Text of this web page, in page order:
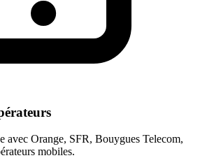
avec Orange, SFR, Bouygues Telecom,
mobiles.